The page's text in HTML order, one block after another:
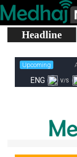
Headline